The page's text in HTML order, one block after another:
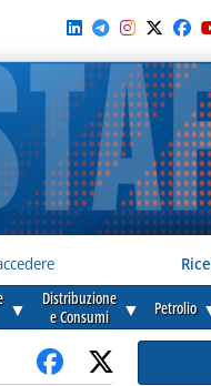
▼
Distribuzione
e Consumi
▼ Petrolio